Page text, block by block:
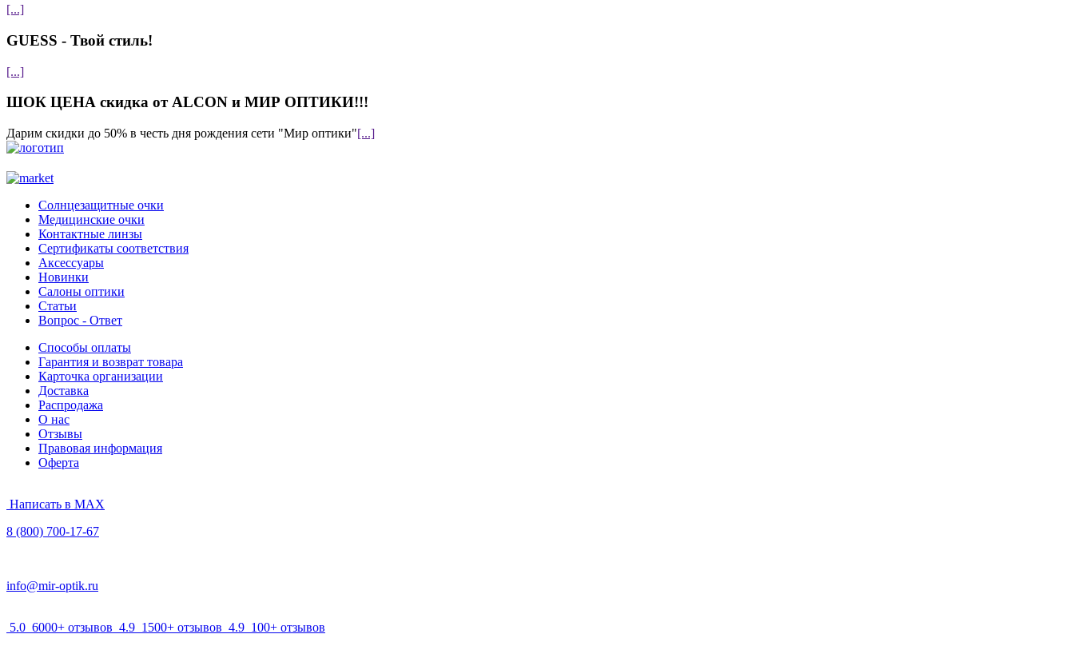
[...]
GUESS - Твой стиль!
[...]
ШОК ЦЕНА скидка от ALCON и МИР ОПТИКИ!!!
Дарим скидки до 50% в честь дня рождения сети "Мир оптики"[...]
Солнцезащитные очки
Медицинские очки
Контактные линзы
Сертификаты соответствия
Аксессуары
Новинки
Салоны оптики
Статьи
Вопрос - Ответ
Способы оплаты
Гарантия и возврат товара
Карточка организации
Доставка
Распродажа
О нас
Отзывы
Правовая информация
Оферта
Написать в MAX
8 (800) 700-17-67
info@mir-optik.ru
5.0 6000+ отзывов 4.9 1500+ отзывов 4.9 100+ отзывов